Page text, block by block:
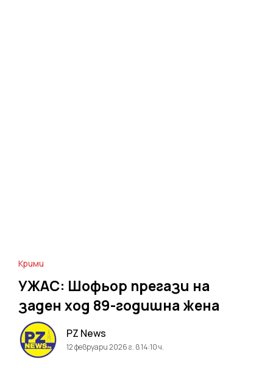
Крими
УЖАС: Шофьор прегази на
заден ход 89-годишна жена
PZ News
12 февруари 2026 г. в 14:10 ч.